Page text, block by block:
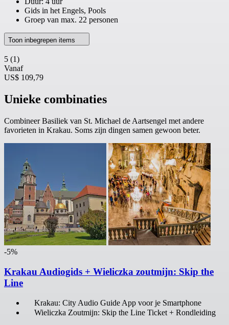
Gids in het Engels, Pools
Groep van max. 22 personen
Toon inbegrepen items
5 (1)
Vanaf
US$ 109,79
Unieke combinaties
Combineer Basiliek van St. Michael de Aartsengel met andere
favorieten in Krakau. Soms zijn dingen samen gewoon beter.
-5%
Krakau Audiogids + Wieliczka zoutmijn: Skip the
Line
Krakau: City Audio Guide App voor je Smartphone
Wieliczka Zoutmijn: Skip the Line Ticket + Rondleiding